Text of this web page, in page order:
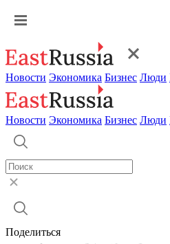
Новости Экономика Бизнес Люди
Новости Экономика Бизнес Люди
Поделиться